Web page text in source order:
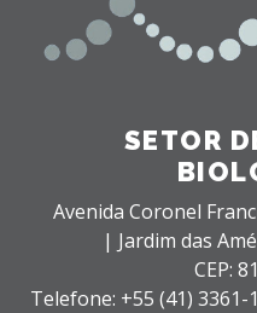
SETOR
Avenida Coronel
| Jardim das
CEP:
Telefone: +55 (41)